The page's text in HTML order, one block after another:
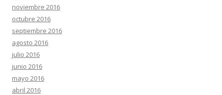
noviembre 2016
octubre 2016
septiembre 2016
agosto 2016
julio 2016
junio 2016
mayo 2016
abril 2016